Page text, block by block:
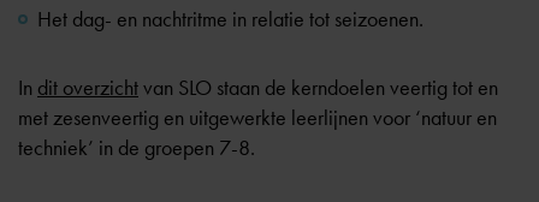
Het dag- en nachtritme in relatie tot seizoenen.
In dit overzichtvan SLO staan de kerndoelen veertig tot en
met zesenveertig en uitgewerkte leerlijnen voor ‘natuur en
techniek’ in de groepen 7-8.